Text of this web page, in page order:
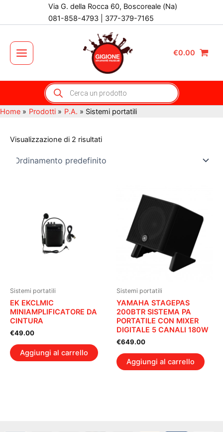
Via G. della Rocca 60, Boscoreale (Na)
081-858-4793 | 377-379-7165
Main
Menu
€0.00
Products
search
Home Prodotti P.A. Sistemi portatili
Visualizzazione di 2 risultati
Sistemi portatili
EK EKCLMIC
MINIAMPLIFICATORE DA
CINTURA
€49.00
Aggiungi al carrello
Sistemi portatili
YAMAHA STAGEPAS
200BTR SISTEMA PA
PORTATILE CON MIXER
DIGITALE 5 CANALI 180W
€649.00
Aggiungi al carrello